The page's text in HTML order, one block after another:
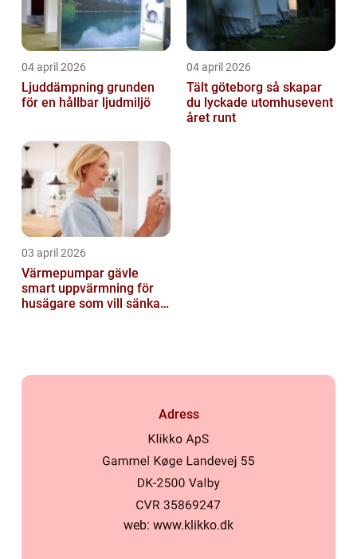
04 april 2026
Ljuddämpning grunden
för en hållbar ljudmiljö
04 april 2026
Tält göteborg så skapar
du lyckade utomhusevent
året runt
03 april 2026
Värmepumpar gävle
smart uppvärmning för
husägare som vill sänka
Adress
web: www.klikko.dk